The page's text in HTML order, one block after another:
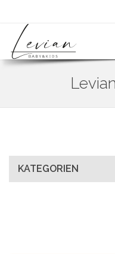
KATEGORIEN